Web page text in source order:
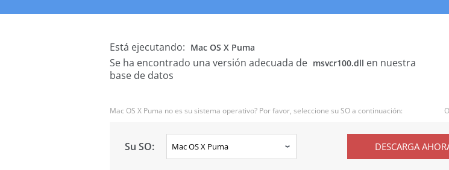
Está ejecutando: Mac OS X Puma
Se ha encontrado una versión adecuada de msvcr100.dll en nuestra
base de datos
Mac OS X Puma no es su sistema operativo? Por favor, seleccione su SO a continuación:
Su SO: DESCARGA